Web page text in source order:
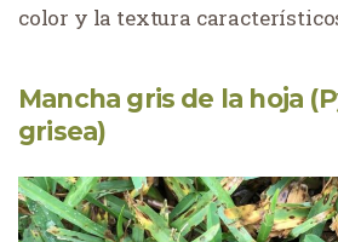
color y la textura
Mancha gris de la hoja
grisea)